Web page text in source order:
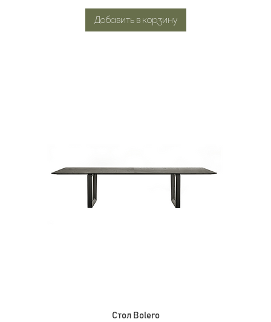
Добавить в корзину
Стол Bolero